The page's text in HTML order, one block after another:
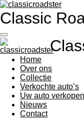
Ga
direct
de
hoofdinhoud
Classic
Home
Over ons
Collectie
Verkochte auto’s
Uw auto verkopen
Nieuws
Contact